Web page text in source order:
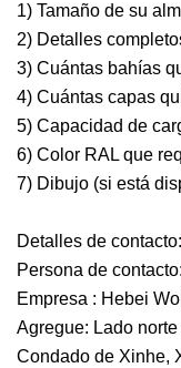
1) Tamaño de su
2) Detalles
3) Cuántas bahías
4) Cuántas capas
5) Capacidad de
6) Color RAL que
7) Dibujo (si está
Detalles de contacto:
Persona de
Empresa : Hebei
Agregue: Lado
Condado de Xinhe,